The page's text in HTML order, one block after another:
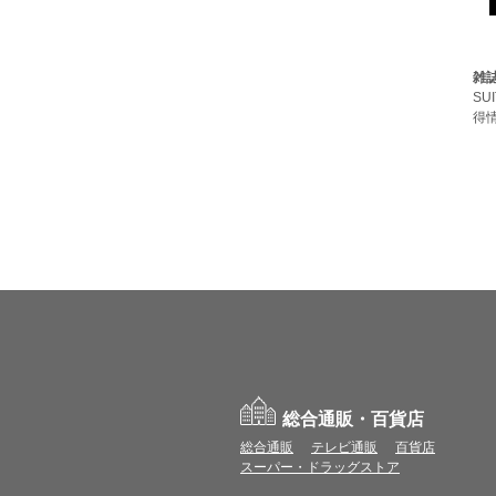
雑
得
総合通販・百貨店
総合通販 テレビ通販
百貨店
スーパー・ドラッグストア